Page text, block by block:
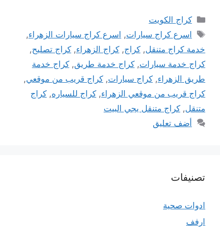
التصنيفات
كراج الكويت
الوسوم
اسرع كراج سيارات, اسرع كراج سيارات الزهراء,
خدمة كراج متنقل, كراج, كراج الزهراء, كراج تصليح,
كراج خدمة سيارات, كراج خدمة طريق, كراج خدمة
طريق الزهراء, كراج سيارات, كراج قريب من موقعي,
كراج قريب من موقعي الزهراء, كراج للسياره, كراج
متنقل, كراج متنقل يجي البيت
أضف تعليق
تصنيفات
ادوات صحية
ارفف